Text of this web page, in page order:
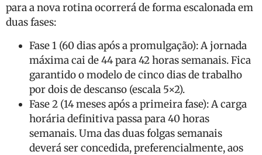
para a nova rotina ocorrerá de forma escalonada em
duas fases:
Fase 1 (60 dias após a promulgação): A jornada
máxima cai de 44 para 42 horas semanais. Fica
garantido o modelo de cinco dias de trabalho
por dois de descanso (escala 5×2).
Fase 2 (14 meses após a primeira fase): A carga
horária definitiva passa para 40 horas
semanais. Uma das duas folgas semanais
deverá ser concedida, preferencialmente, aos